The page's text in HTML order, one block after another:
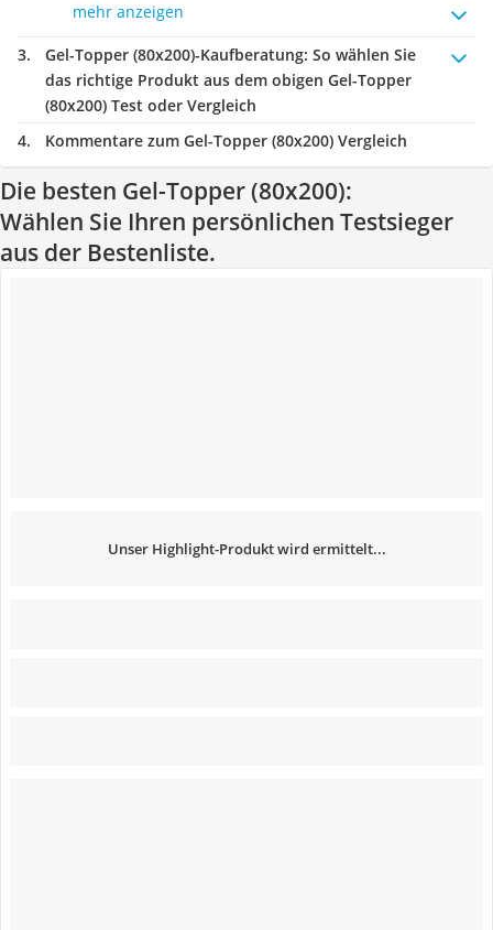
mehr anzeigen
Gel-Topper (80x200)-Kaufberatung: So wählen Sie
das richtige Produkt aus dem obigen Gel-Topper
(80x200) Test oder Vergleich
Kommentare zum Gel-Topper (80x200) Vergleich
Die besten Gel-Topper (80x200):
Wählen Sie Ihren persönlichen Testsieger
aus der Bestenliste.
Unser Highlight-Produkt wird ermittelt...